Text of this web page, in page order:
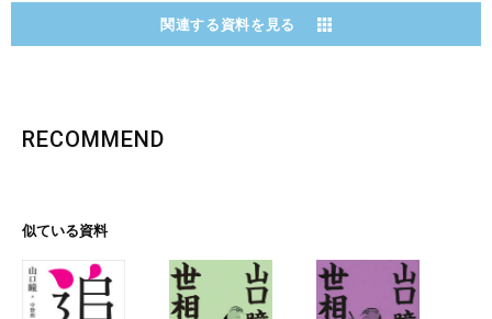
関連する資料を見る
RECOMMEND
似ている資料